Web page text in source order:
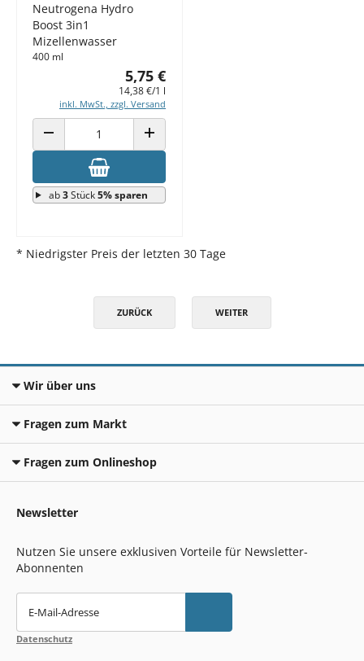
Neutrogena Hydro
Boost 3in1
Mizellenwasser
400 ml
5,75 €
14,38 €/1 l
inkl. MwSt., zzgl. Versand
ANZAHL VERRINGERN ANZAHL ERHÖHEN
ab3Stück5% sparen
* Niedrigster Preis der letzten 30 Tage
ZURÜCK WEITER
Wir über uns
Fragen zum Markt
Fragen zum Onlineshop
Newsletter
Nutzen Sie unsere exklusiven Vorteile für Newsletter-
Abonnenten
E-Mail-Adresse
Datenschutz